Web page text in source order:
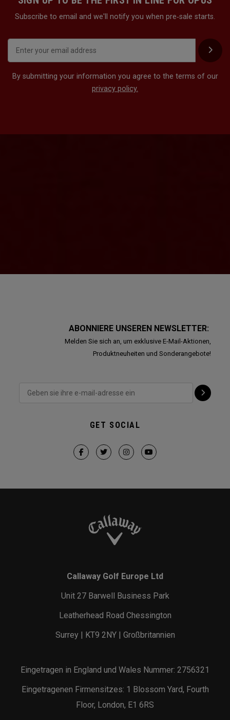
Subscribe to email and we'll notify you when pre‑sale starts.
By submitting your information you agree to the terms of our
privacy policy.
ABONNIERE UNSEREN NEWSLETTER:
Melden Sie sich an, um exklusive E-Mail-Aktionen,
Produktneuheiten und Sonderangebote!
GET SOCIAL
Callaway Golf Europe Ltd
Unit 27 Barwell Business Park
Leatherhead Road Chessington
Surrey | KT9 2NY | Großbritannien
Eingetragen in England und Wales Nummer: 2756321
Eingetragenen Firmensitzes: 1 Blossom Yard, Fourth
Floor, London, E1 6RS